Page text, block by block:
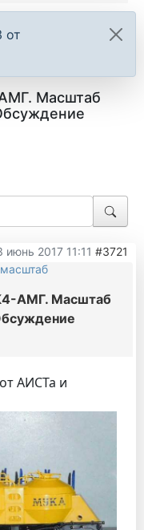
от
Масштаб
июнь 2017 11:11 #3721
АМГ. Масштаб
АИСТа и